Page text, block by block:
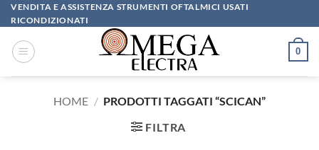
Salta
ai
contenuti
VENDITA E ASSISTENZA STRUMENTI OFTALMICI USATI
RICONDIZIONATI
0
HOME / PRODOTTI TAGGATI “SCICAN”
FILTRA